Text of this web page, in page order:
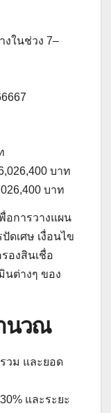
งในช่วง 7–
บาท
บาท
อการวางแผน
ดเศษ เงื่อนไข
องสินเชื่อ
นต่างๆ ของ
นวณ
วม และยอด
และระยะ